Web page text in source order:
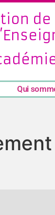
de
Qui